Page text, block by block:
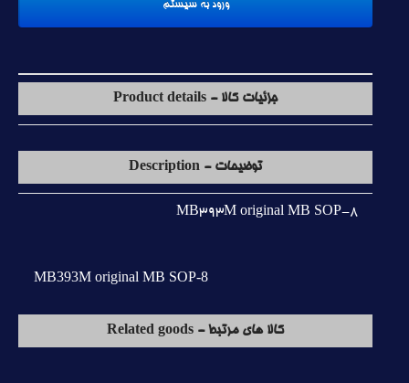
جزئیات کالا - Product details
توضیحات - Description
MB393M original MB SOP-8
MB393M original MB SOP-8
کالا های مرتبط - Related goods